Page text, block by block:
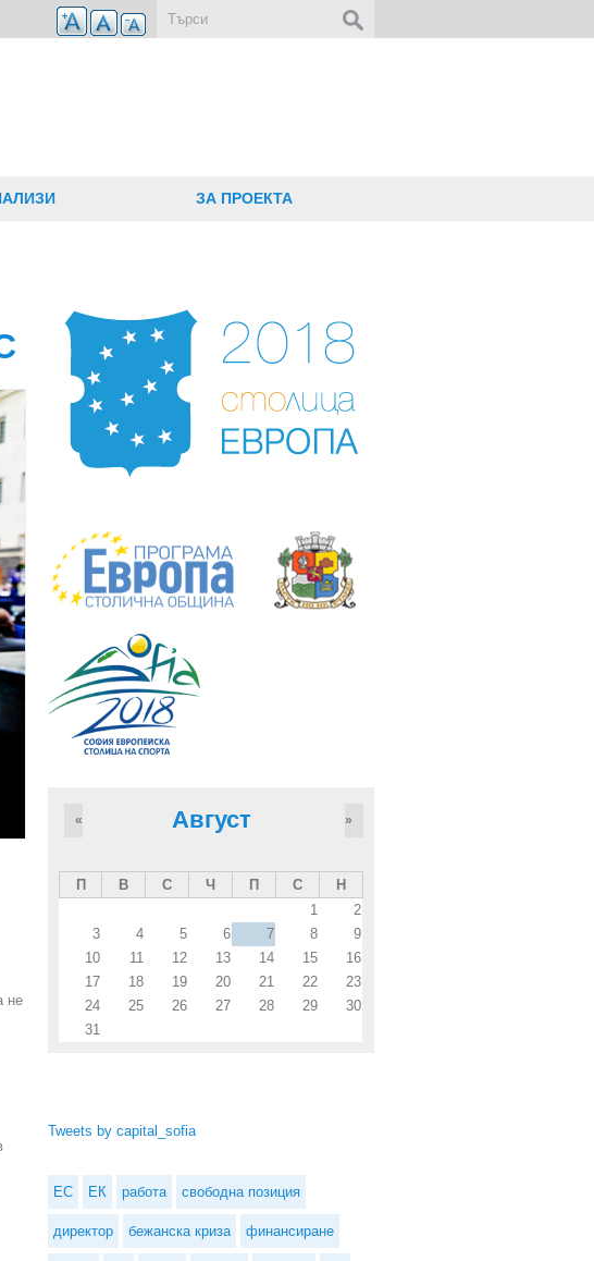
ЗА ПРОЕКТА
не
Август
« »
П В С Ч П С
Н
1
2
3
4 5 6 7 8
9
10
11 12 13 14 15
16
17
18 19 20 21 22
23
24
25 26 27 28 29
30
31
Tweets by capital_sofia
ЕС ЕК работа свободна позиция
директор бежанска криза финансиране